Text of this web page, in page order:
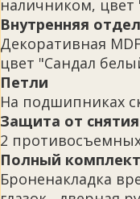
наличником,
Внутренняя
Декоративная
цвет "Сандал
Петли
На подшипниках
Защита от
2
Полный комплект
Броненакладка